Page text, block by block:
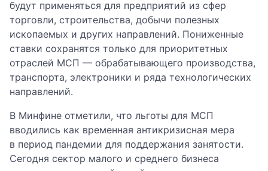
будут применяться для предприятий из сфер
торговли, строительства, добычи полезных
ископаемых и других направлений. Пониженные
ставки сохранятся только для приоритетных
отраслей МСП — обрабатывающего производства,
транспорта, электроники и ряда технологических
направлений.
В Минфине отметили, что льготы для МСП
вводились как временная антикризисная мера
в период пандемии для поддержания занятости.
Сегодня сектор малого и среднего бизнеса